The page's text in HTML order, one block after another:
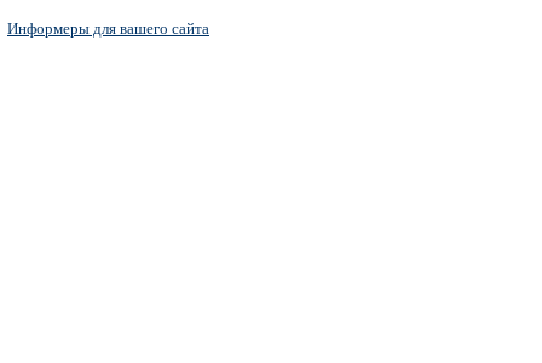
Информеры для вашего сайта